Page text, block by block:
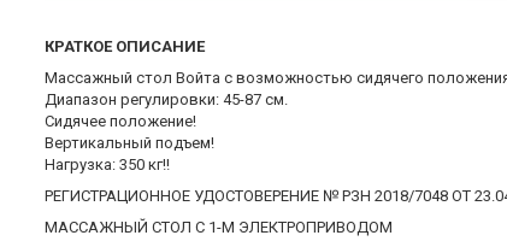
КРАТКОЕ ОПИСАНИЕ
Массажный стол Войта с возможностью сидячего
Диапазон регулировки: 45-87 см.
Сидячее положение!
Вертикальный подъем!
Нагрузка: 350 кг!!
РЕГИСТРАЦИОННОЕ УДОСТОВЕРЕНИЕ № РЗН 2018/7048 ОТ
МАССАЖНЫЙ СТОЛ С 1-М ЭЛЕКТРОПРИВОДОМ